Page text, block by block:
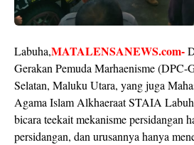
Labuha,MATALENSANEWS.com-
Gerakan Pemuda Marhaenisme (DPC-
Selatan, Maluku Utara, yang juga
Agama Islam Alkhaeraat STAIA
bicara teekait mekanisme persidangan
persidangan, dan urusannya hanya